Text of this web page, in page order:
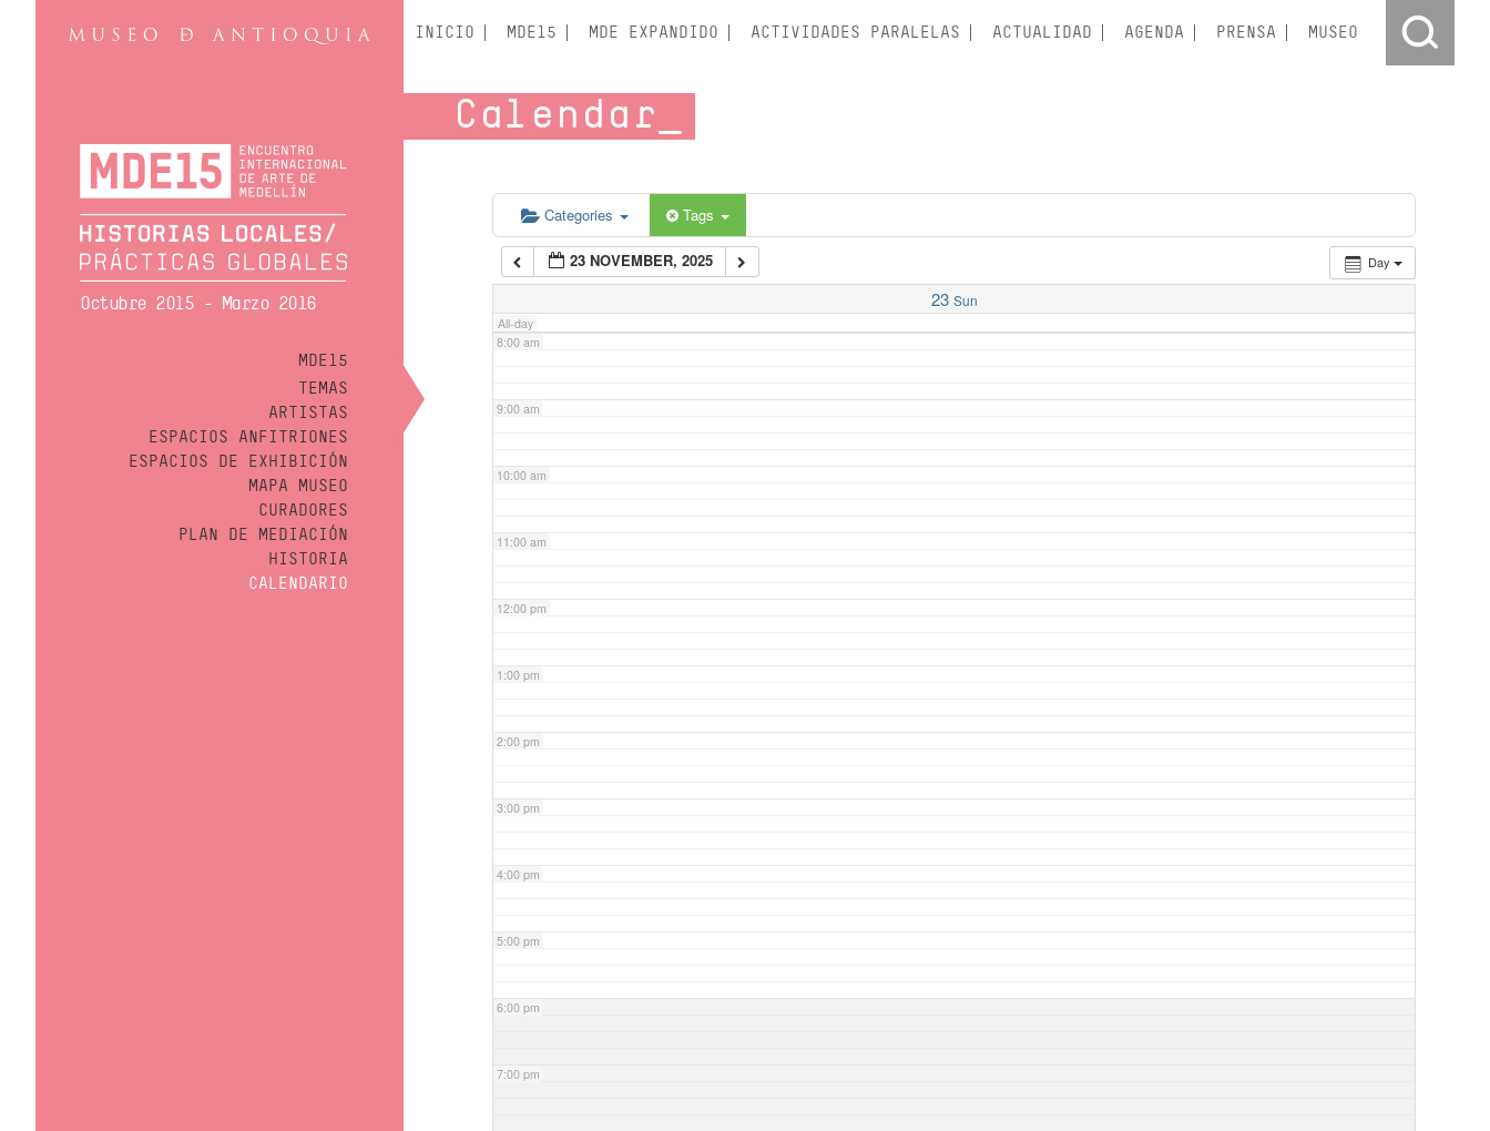
Octubre 2015 - Marzo 2016
MDE15
TEMAS
ARTISTAS
ESPACIOS ANFITRIONES
ESPACIOS DE EXHIBICIÓN
MAPA MUSEO
CURADORES
PLAN DE MEDIACIÓN
HISTORIA
CALENDARIO
INICIO MDE15 MDE EXPANDIDO ACTIVIDADES PARALELAS ACTUALIDAD AGENDA PRENSA MUSEO
Calendar
Categories Tags
Day
23 NOVEMBER, 2025
23 Sun
All-day
5:00 am
6:00 am
7:00 am
8:00 am
9:00 am
10:00 am
11:00 am
12:00 pm
1:00 pm
2:00 pm
3:00 pm
4:00 pm
5:00 pm
6:00 pm
7:00 pm